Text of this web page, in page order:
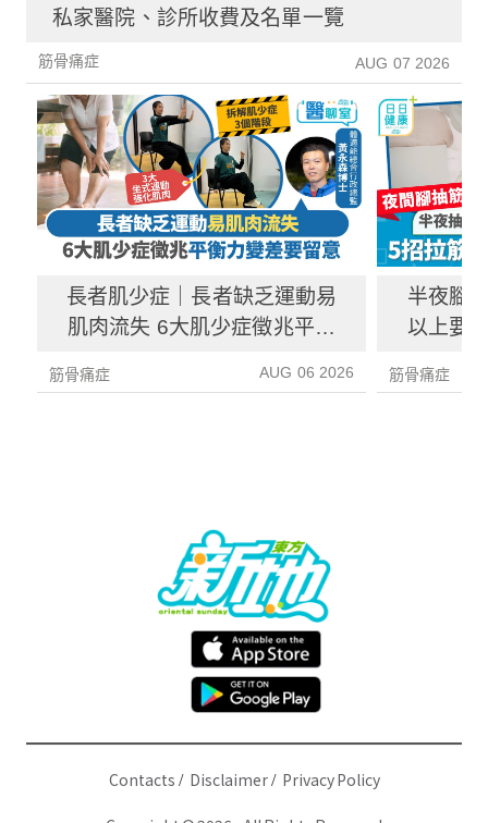
私家醫院、診所收費及名單一覽
筋骨痛症 AUG 07 2026
長者肌少症｜長者缺乏運動易
肌肉流失 6大肌少症徵兆平衡
筋骨痛症 AUG 06 2026
半夜腳
以上要
筋骨痛症